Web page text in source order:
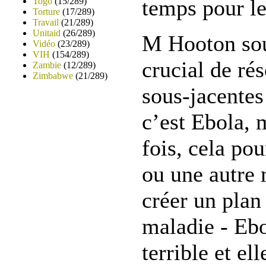
Torture (17/289)
Travail (21/289)
Unitaid (26/289)
Vidéo (23/289)
VIH (154/289)
Zambie (12/289)
Zimbabwe (21/289)
temps pour
M Hooton
crucial de
sous-
c’est Ebola,
fois, cela
ou une
créer un
maladie -
terrible et